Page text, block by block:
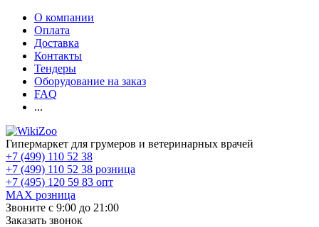
О компании
Оплата
Доставка
Контакты
Тендеры
Оборудование на заказ
FAQ
...
Гипермаркет для грумеров и ветеринарных врачей
+7 (499) 110 52 38
+7 (499) 110 52 38 розница
+7 (495) 120 59 83 опт
MAX розница
Звоните с 9:00 до 21:00
Заказать звонок